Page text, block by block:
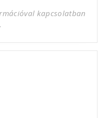
kapcsolatban